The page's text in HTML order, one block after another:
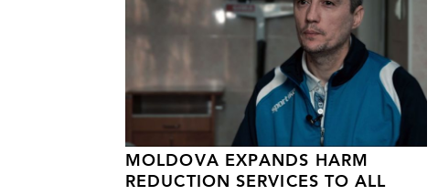
MOLDOVA EXPANDS HARM
REDUCTION SERVICES TO ALL